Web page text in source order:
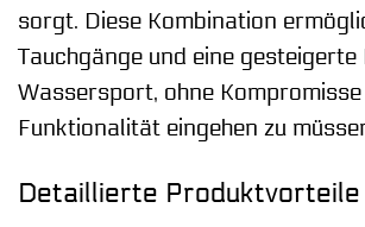
sorgt. Diese Kombination
Tauchgänge und eine gesteigerte
Wassersport, ohne
Funktionalität eingehen zu
Detaillierte Produktvorteile